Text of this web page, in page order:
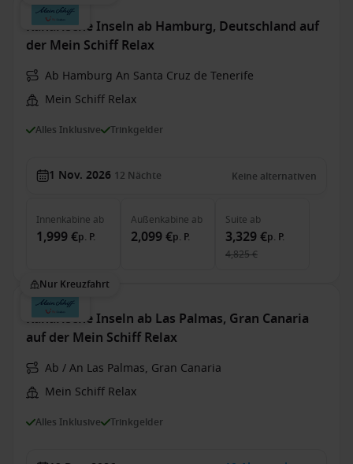
Kanarische Inseln ab Hamburg, Deutschland auf
der Mein Schiff Relax
Ab Hamburg An Santa Cruz de Tenerife
Mein Schiff Relax
Alles Inklusive Trinkgelder
1 Nov. 2026 12 Nächte Keine alternativen
Innenkabine ab
1,999 €p. P.
Außenkabine ab
2,099 €p. P.
Suite ab
3,329 €p. P.
4,825 €
Nur Kreuzfahrt
Kanarische Inseln ab Las Palmas, Gran Canaria
auf der Mein Schiff Relax
Ab / An Las Palmas, Gran Canaria
Mein Schiff Relax
Alles Inklusive Trinkgelder